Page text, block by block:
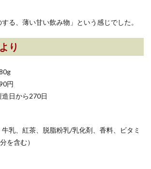
る、薄い甘い飲み物」という感じでした。
り
円
日から270日
乳、紅茶、脱脂粉乳/乳化剤、香料、ビタミ
を含む）